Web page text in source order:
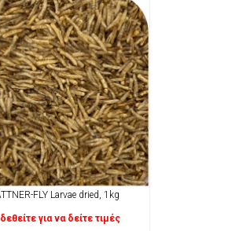
FLY Larvae dried, 1kg
για να δείτε τιμές